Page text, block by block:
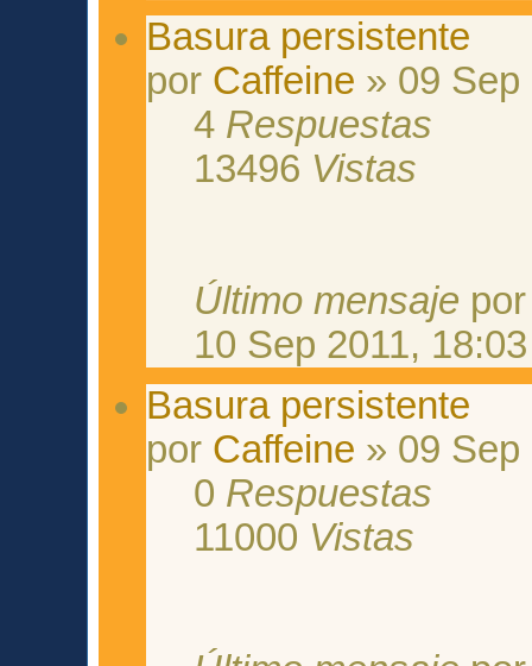
Basura persistente
por Caffeine » 09 Sep
4 Respuestas
13496 Vistas
Último mensaje
10 Sep 2011, 18:03
Basura persistente
por Caffeine » 09 Sep
0 Respuestas
11000 Vistas